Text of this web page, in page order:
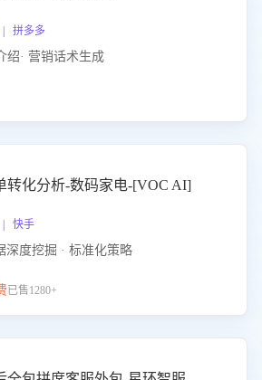
拼多多
绍· 营销话术生成
转化分析-数码家电-[VOC AI]
快手
深度挖掘 · 标准化策略
已售1280+